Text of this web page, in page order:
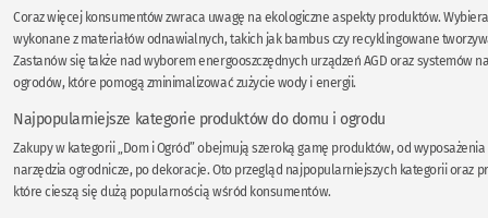
Coraz więcej konsumentów zwraca uwagę na ekologiczne aspekty produktów.
wykonane z materiałów odnawialnych, takich jak bambus czy recyklingowane
Zastanów się także nad wyborem energooszczędnych urządzeń AGD oraz systemów
ogrodów, które pomogą zminimalizować zużycie wody i energii.
Najpopularniejsze kategorie produktów do domu i ogrodu
Zakupy w kategorii „Dom i Ogród” obejmują szeroką gamę produktów, od
narzędzia ogrodnicze, po dekoracje. Oto przegląd najpopularniejszych kategorii oraz
które cieszą się dużą popularnością wśród konsumentów.